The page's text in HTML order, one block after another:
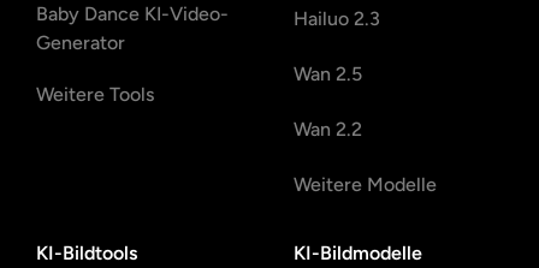
Baby Dance KI-Video-
Generator
Weitere Tools
Hailuo 2.3
Wan 2.5
Wan 2.2
Weitere Modelle
KI-Bildtools KI-Bildmodelle